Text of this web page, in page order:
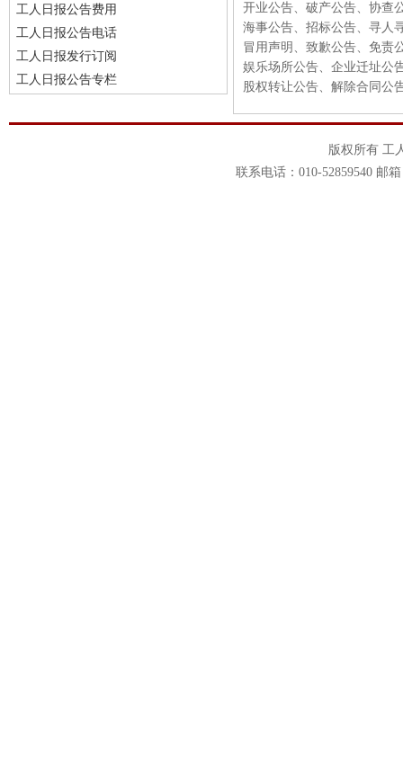
工人日报公告费用
工人日报公告电话
工人日报发行订阅
工人日报公告专栏
开业公告、破产公告、协查
海事公告、招标公告、寻人
冒用声明、致歉公告、免责
娱乐场所公告、企业迁址公
股权转让公告、解除合同公
版权所有 工
联系电话：010-52859540 邮